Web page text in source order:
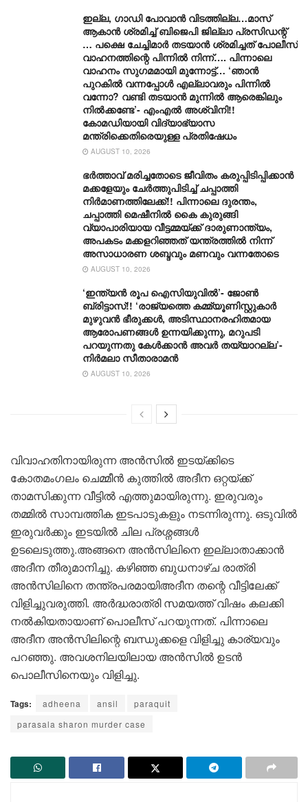
ഇല്ല, ​ഗാഡി പോവാൻ വിടത്തില്ല…മാസ്
ആകാൻ ശ്രമിച്ച് ബിജെപി ജില്ലാ പ്രസിഡന്റ്
… പക്ഷെ ചേച്ചിമാർ തടയാൻ ശ്രമിച്ചത് പോലീസ്
വാഹനത്തിന്റെ പിന്നിൽ നിന്ന്…. പിന്നാലെ
വാഹനം സു​ഗമമായി മുന്നോട്ട്… ‘ഞാൻ
പുറകിൽ വന്നപ്പോൾ എല്ലാവരും പിന്നിൽ
വന്നോ? വണ്ടി തടയാൻ മുന്നിൽ ആരെങ്കിലും
നിൽക്കണ്ടേ’- എംഎൽ അശ്വിനി!!
കോമഡിയായി വിദ്യാഭ്യാസ
മന്ത്രിക്കെതിരെയുള്ള പ്രതിഷേധം
AUGUST 10, 2026
ഭർത്താവ് മരിച്ചതോടെ ജീവിതം കരുപ്പിടിപ്പിക്കാൻ
മക്കളേയും ചേർത്തുപിടിച്ച് ചപ്പാത്തി
നിർമാണത്തിലേക്ക്!! പിന്നാലെ ദുരന്തം,
ചപ്പാത്തി മെഷീനിൽ കൈ കുരുങ്ങി
വ്യാപാരിയായ വീട്ടമ്മയ്ക്ക് ദാരുണാന്ത്യം,
അപകടം മക്കളറിഞ്ഞത് യന്ത്രത്തിൽ നിന്ന്
അസാധാരണ ശബ്ദവും മണവും വന്നതോടെ
AUGUST 10, 2026
‘ഇന്ത്യൻ രൂപ ഐസിയുവിൽ’- ജോൺ
ബ്രിട്ടാസ്!! ‘രാജ്യത്തെ കമ്മ്യൂണിസ്റ്റുകാർ
മുഴുവൻ ഭീരുക്കൾ, അടിസ്ഥാനരഹിതമായ
ആരോപണങ്ങൾ ഉന്നയിക്കുന്നു, മറുപടി
പറയുന്നതു കേൾക്കാൻ അവർ തയ്യാറല്ല’-
നിർമലാ സീതാരാമൻ
AUGUST 10, 2026
വിവാഹതിനായിരുന്ന അൻസിൽ ഇടയ്ക്കിടെ
കോതമംഗലം ചെമ്മീൻ കുത്തിൽ അദീന ഒറ്റയ്ക്ക്
താമസിക്കുന്ന വീട്ടിൽ എത്തുമായിരുന്നു. ഇരുവരും
തമ്മിൽ സാമ്പത്തിക ഇടപാടുകളും നടന്നിരുന്നു. ഒടുവിൽ
ഇരുവർക്കും ഇടയിൽ ചില പ്രശ്നങ്ങൾ
ഉടലെടുത്തു.അങ്ങനെ അന്‍സിലിനെ ഇല്ലാതാക്കാൻ
അദീന തീരുമാനിച്ചു. കഴിഞ്ഞ ബുധനാഴ്ച രാത്രി
അന്‍സിലിനെ തന്ത്രപരമായിഅദീന തന്റെ വീട്ടിലേക്ക്
വിളിച്ചുവരുത്തി. അർദ്ധരാത്രി സമയത്ത് വിഷം കലക്കി
നൽകിയതായാണ് പൊലീസ് പറയുന്നത്. പിന്നാലെ
അദീന അൻസിലിന്റെ ബന്ധുക്കളെ വിളിച്ചു കാര്യവും
പറഞ്ഞു. അവശനിലയിലായ അൻസിൽ ഉടൻ
പൊലീസിനെയും വിളിച്ചു.
Tags: adheena ansil
paraquit
parasala sharon murder case